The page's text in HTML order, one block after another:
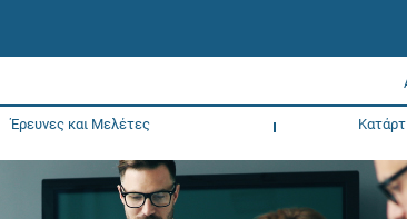
Έρευνες και Μελέτες